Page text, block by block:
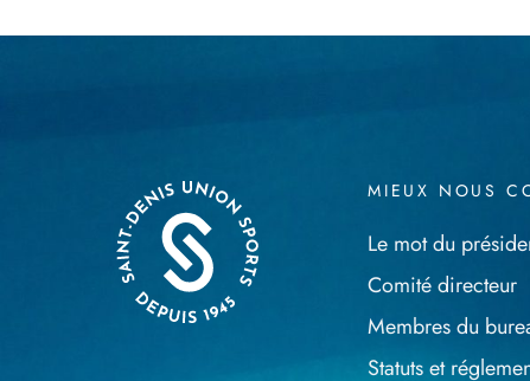
MIEUX NOUS
Le mot du
Comité directeur
Membres du
Statuts et